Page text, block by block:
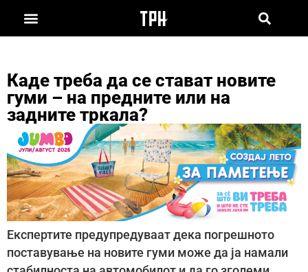
Каде треба да се стават новите
гуми – на предните или на
задните тркала?
Експертите предупредуваат дека погрешното
поставување на новите гуми може да ја намали